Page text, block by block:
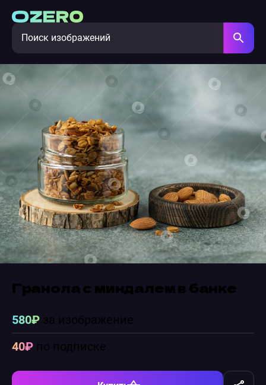
Гранола с миндалем в банке
580₽за изображение
40₽по подписке